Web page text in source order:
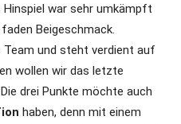
Hinspiel war sehr umkämpft
Beigeschmack.
und steht verdient auf
wollen wir das letzte
drei Punkte möchte auch
haben, denn mit einem